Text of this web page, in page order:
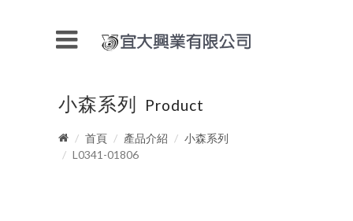
小森系列 Product
首頁 產品介紹
小森系列
L0341-01806